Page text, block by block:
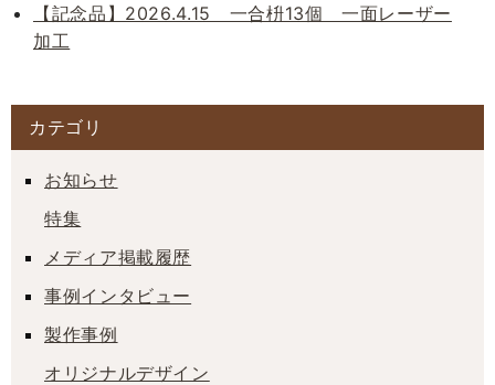
【記念品】2026.4.15 一合枡13個 一面レーザー
加工
カテゴリ
お知らせ
特集
メディア掲載履歴
事例インタビュー
製作事例
オリジナルデザイン